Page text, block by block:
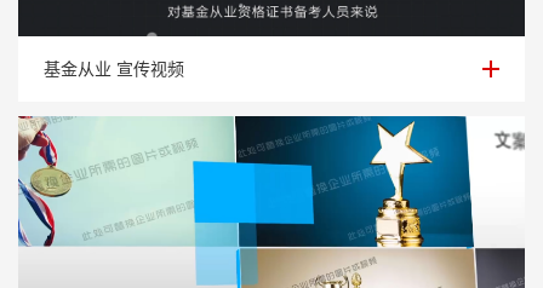
基金从业 宣传视频
基金从业 宣传视频